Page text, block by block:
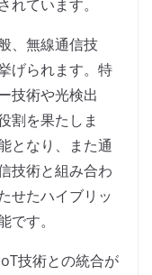
ています。
、無線通信技
げられます。特
技術や光検出
割を果たしま
となり、また通
技術と組み合わ
せたハイブリッ
す。
技術との統合が